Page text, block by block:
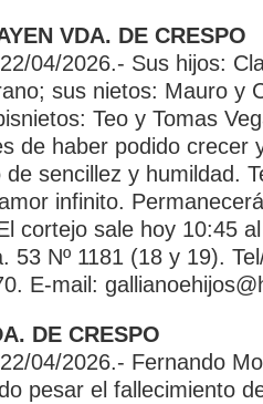
VDA. DE CRESPO
04/2026.- Sus hijos:
sus nietos: Mauro y
Teo y Tomas
de haber podido crecer
sencillez y humildad.
infinito.
cortejo sale hoy 10:45
53 Nº 1181 (18 y 19).
E-mail:
DE CRESPO
04/2026.- Fernando
pesar el fallecimiento